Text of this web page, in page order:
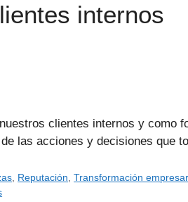
internos
clientes internos y como
las acciones y decisiones
, Reputación,Transformación